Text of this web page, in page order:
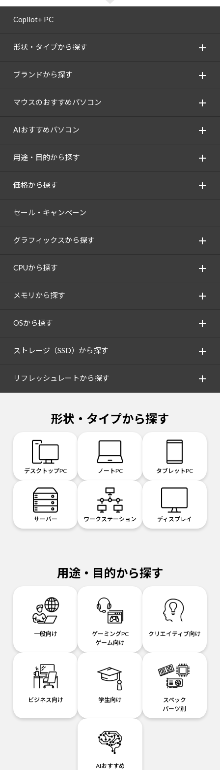
Copilot+ PC
形状・タイプから探す
ブランドから探す
マウスのおすすめパソコン
AIおすすめパソコン
用途・目的から探す
価格から探す
セール・キャンペーン
グラフィックスから探す
CPUから探す
メモリから探す
OSから探す
ストレージ（SSD）から探す
リフレッシュレートから探す
形状・タイプから探す
デスクトップPC ノートPC タブレットPC
サーバー ワークステーション ディスプレイ
用途・目的から探す
一般向け
ゲーミングPC
ゲーム向け
クリエイティブ向け
ビジネス向け 学生向け
スペック
パーツ別
AIおすすめ